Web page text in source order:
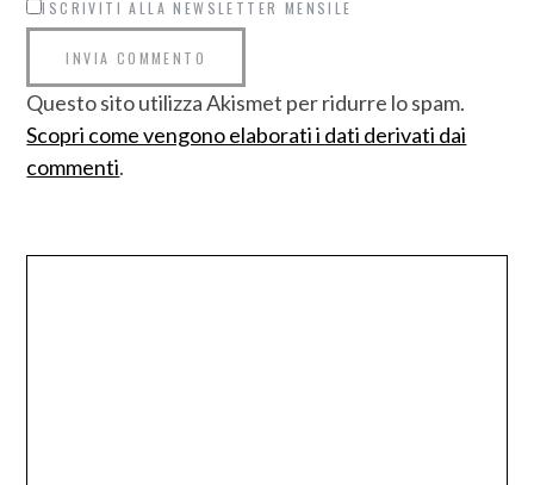
ISCRIVITI ALLA NEWSLETTER MENSILE
Questo sito utilizza Akismet per ridurre lo spam.
Scopri come vengono elaborati i dati derivati dai
commenti.